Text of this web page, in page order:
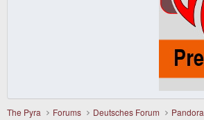
The Pyra Forums Deutsches Forum Pandora